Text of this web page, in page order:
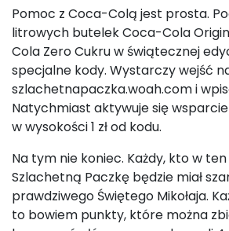
Pomoc z Coca-Colą jest prosta.
litrowych butelek Coca-Cola
Cola Zero Cukru w świątecznej
specjalne kody. Wystarczy wejść
szlachetnapaczka.woah.com i
Natychmiast aktywuje się
w wysokości 1 zł od kodu.
Na tym nie koniec. Każdy, kto w
Szlachetną Paczkę będzie miał
prawdziwego Świętego Mikołaja.
to bowiem punkty, które można